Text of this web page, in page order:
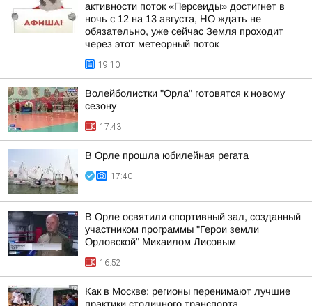
активности поток «Персеиды» достигнет в
ночь с 12 на 13 августа, НО ждать не
обязательно, уже сейчас Земля проходит
через этот метеорный поток
19:10
Волейболистки "Орла" готовятся к новому
сезону
17:43
В Орле прошла юбилейная регата
17:40
В Орле освятили спортивный зал, созданный
участником программы "Герои земли
Орловской" Михаилом Лисовым
16:52
Как в Москве: регионы перенимают лучшие